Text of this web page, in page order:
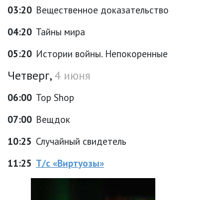
03:20 Вещественное доказательство
04:20 Тайны мира
05:20 Истории войны. Непокоренные
Четверг,4 июня
06:00 Top Shop
07:00 Вещдок
10:25 Случайный свидетель
11:25 Т/с «Виртуозы»